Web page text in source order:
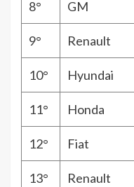
8° GM
9° Renault
10° Hyundai
11° Honda
12° Fiat
13° Renault